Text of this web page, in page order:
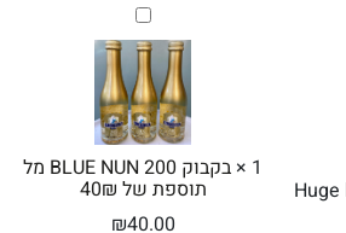
בקבוק
BLUE
NUN
200
מל
תוספת
של
40₪ 1
× בקבוק BLUE NUN 200 מל
תוספת של 40₪
₪40.00